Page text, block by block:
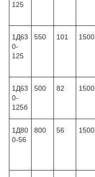
125
1Д63
0-
125
550 101 1500
1Д63
0-
125б
500 82 1500
1Д80
0-56
800 56 1500